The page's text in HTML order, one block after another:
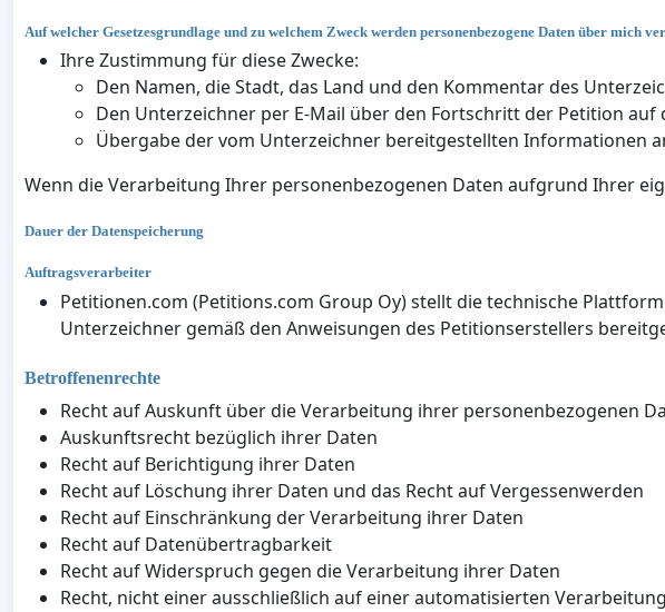
Auf welcher Gesetzesgrundlage und zu welchem Zweck werden personenbezogene Daten über mich
Ihre Zustimmung für diese Zwecke:
Den Namen, die Stadt, das Land und den Kommentar des
Den Unterzeichner per E-Mail über den Fortschritt der Petition auf
Übergabe der vom Unterzeichner bereitgestellten Informationen
Wenn die Verarbeitung Ihrer personenbezogenen Daten aufgrund Ihrer
Dauer der Datenspeicherung
Auftragsverarbeiter
Petitionen.com (Petitions.com Group Oy) stellt die technische
Unterzeichner gemäß den Anweisungen des Petitionserstellers
Betroffenenrechte
Recht auf Auskunft über die Verarbeitung ihrer personenbezogenen
Auskunftsrecht bezüglich ihrer Daten
Recht auf Berichtigung ihrer Daten
Recht auf Löschung ihrer Daten und das Recht auf Vergessenwerden
Recht auf Einschränkung der Verarbeitung ihrer Daten
Recht auf Datenübertragbarkeit
Recht auf Widerspruch gegen die Verarbeitung ihrer Daten
Recht, nicht einer ausschließlich auf einer automatisierten